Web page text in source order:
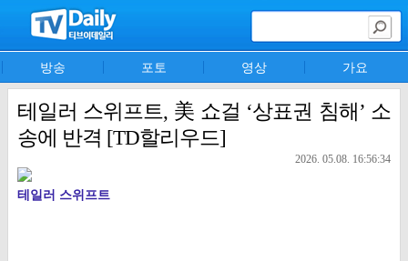
방송 포토 영상 가요
테일러 스위프트, 美 쇼걸 ‘상표권 침해’ 소
송에 반격 [TD할리우드]
2026. 05.08. 16:56:34
테일러 스위프트